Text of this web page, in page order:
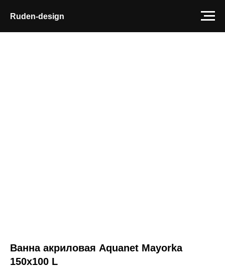
Ruden-design
Ванна акриловая Aquanet Mayorka
150х100 L